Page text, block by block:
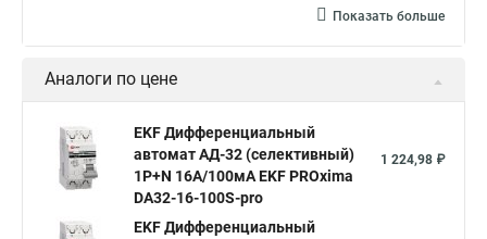
Показать больше
Аналоги по цене
EKF Дифференциальный
автомат АД-32 (селективный)
1P+N 16А/100мА EKF PROxima
DA32-16-100S-pro
1 224,98 ₽
EKF Дифференциальный